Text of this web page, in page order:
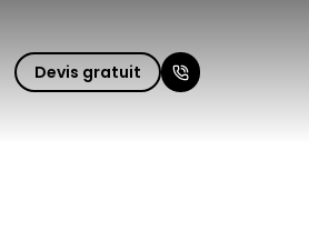
Devis gratuit Fermer le